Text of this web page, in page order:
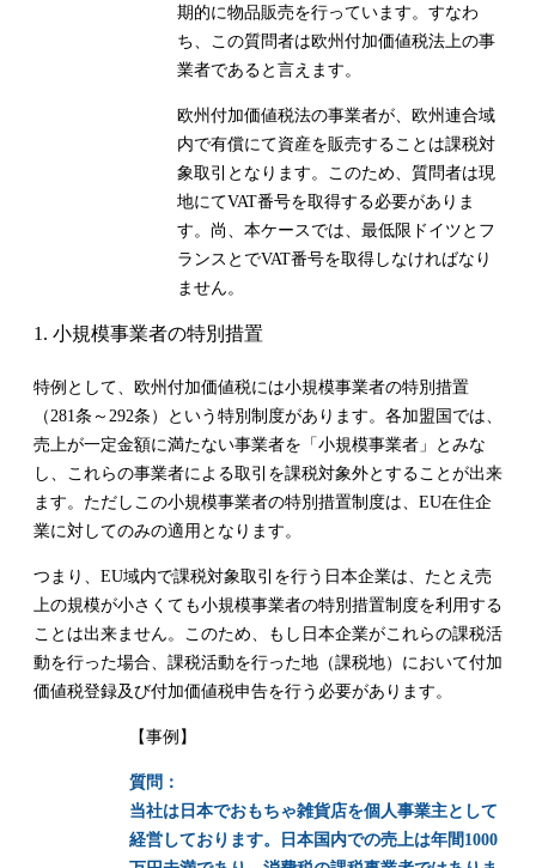
期的に物品販売を行っています。すなわ
ち、この質問者は欧州付加価値税法上の事
業者であると言えます。
欧州付加価値税法の事業者が、欧州連合域
内で有償にて資産を販売することは課税対
象取引となります。このため、質問者は現
地にてVAT番号を取得する必要がありま
す。尚、本ケースでは、最低限ドイツとフ
ランスとでVAT番号を取得しなければなり
ません。
1. 小規模事業者の特別措置
特例として、欧州付加価値税には小規模事業者の特別措置
（ 281 条～ 292条）という特別制度があります。各加盟国では、
売上が一定金額に満たない事業者を「小規模事業者」とみな
し、これらの事業者による取引を課税対象外とすることが出来
ます。ただしこの小規模事業者の特別措置制度は、 EU在住企
業に対してのみの適用となります。
つまり、 EU域内で課税対象取引を行う日本企業は、たとえ売
上の規模が小さくても小規模事業者の特別措置制度を利用する
ことは出来ません。このため、もし日本企業がこれらの課税活
動を行った場合、課税活動を行った地（課税地）において付加
価値税登録及び付加価値税申告を行う必要があります。
【事例】
質問：
当社は日本でおもちゃ雑貨店を個人事業主として
経営しております。日本国内での売上は年間1000